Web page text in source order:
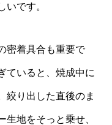
いです。
密着具合も重要で
ていると、焼成中に
絞り出した直後のま
生地をそっと乗せ、